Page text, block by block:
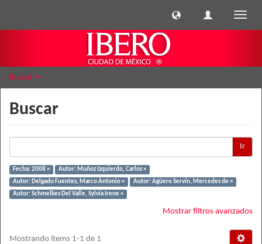
Buscar
Buscar
Ir
Fecha: 2008 ×
Autor: Muñoz Izquierdo, Carlos ×
Autor: Delgado Fuentes, Marco Antonio ×
Autor: Agüero Servín, Mercedes de ×
Autor: Schmelkes Del Valle, Sylvia Irene ×
Mostrar filtros avanzados
Mostrando ítems 1-1 de 1